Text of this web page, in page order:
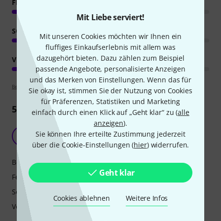
Mit Liebe serviert!
Mit unseren Cookies möchten wir Ihnen ein
fluffiges Einkaufserlebnis mit allem was
dazugehört bieten. Dazu zählen zum Beispiel
passende Angebote, personalisierte Anzeigen
und das Merken von Einstellungen. Wenn das für
Sie okay ist, stimmen Sie der Nutzung von Cookies
für Präferenzen, Statistiken und Marketing
einfach durch einen Klick auf „Geht klar“ zu (alle
anzeigen).
Sie können Ihre erteilte Zustimmung jederzeit
über die Cookie-Einstellungen (hier) widerrufen.
Geht klar
Cookies ablehnen Weitere Infos
FEATURES
SOUND
VERARBEITUNG
Bewertungsrichtlinien
5Rezensionen
Bester De-Esser
MusiTom 11.05.2021
Bedienung
Features
Sound
Verarbeitung